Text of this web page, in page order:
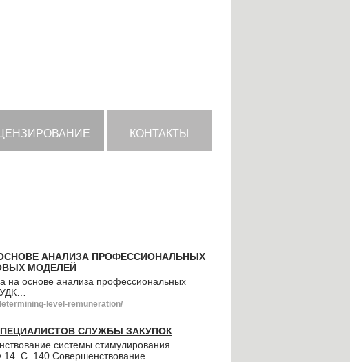
КОНТАКТЫ
АНАЛИЗА ПРОФЕССИОНАЛЬНЫХ
МОДЕЛЕЙ
на основе анализа профессиональных
level-remuneration/
СЛУЖБЫ ЗАКУПОК
системы стимулирования
С. 140 Совершенствование…